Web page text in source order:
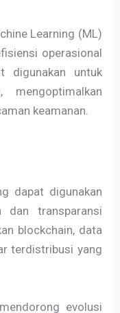
Learning (ML)
operasional
digunakan untuk
mengoptimalkan
keamanan.
dapat digunakan
dan transparansi
blockchain, data
terdistribusi yang
evolusi